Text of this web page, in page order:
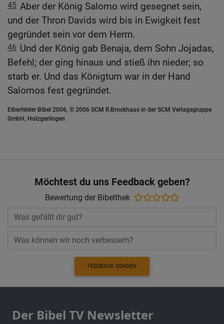
45 Aber der König Salomo wird gesegnet sein,
und der Thron Davids wird bis in Ewigkeit fest
gegründet sein vor dem Herrn.
46 Und der König gab Benaja, dem Sohn Jojadas,
Befehl; der ging hinaus und stieß ihn nieder; so
starb er. Und das Königtum war in der Hand
Salomos fest gegründet.
Elberfelder Bibel 2006, © 2006 SCM R.Brockhaus in der SCM Verlagsgruppe
GmbH, Holzgerlingen
Möchtest du uns Feedback geben?
Bewertung der Bibelthek
FEEDBACK SENDEN
Der Bibel TV Newsletter